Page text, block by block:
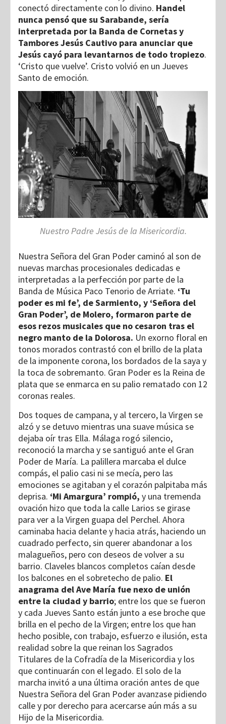
conectó directamente con lo divino. Handel
nunca pensó que su Sarabande, sería
interpretada por la Banda de Cornetas y
Tambores Jesús Cautivo para anunciar que
Jesús cayó para levantarnos de todo tropiezo.
‘Cristo que vuelve’. Cristo volvió en un Jueves
Santo de emoción.
Nuestro Padre Jesús de la Misericordia.
Nuestra Señora del Gran Poder caminó al son de
nuevas marchas procesionales dedicadas e
interpretadas a la perfección por parte de la
Banda de Música Paco Tenorio de Arriate. ‘Tu
poder es mi fe’, de Sarmiento, y ‘Señora del
Gran Poder’, de Molero, formaron parte de
esos rezos musicales que no cesaron tras el
negro manto de la Dolorosa. Un exorno floral en
tonos morados contrastó con el brillo de la plata
de la imponente corona, los bordados de la saya y
la toca de sobremanto. Gran Poder es la Reina de
plata que se enmarca en su palio rematado con 12
coronas reales.
Dos toques de campana, y al tercero, la Virgen se
alzó y se detuvo mientras una suave música se
dejaba oír tras Ella. Málaga rogó silencio,
reconoció la marcha y se santiguó ante el Gran
Poder de María. La palillera marcaba el dulce
compás, el palio casi ni se mecía, pero las
emociones se agitaban y el corazón palpitaba más
deprisa. ‘Mi Amargura’ rompió, y una tremenda
ovación hizo que toda la calle Larios se girase
para ver a la Virgen guapa del Perchel. Ahora
caminaba hacia delante y hacia atrás, haciendo un
cuadrado perfecto, sin querer abandonar a los
malagueños, pero con deseos de volver a su
barrio. Claveles blancos completos caían desde
los balcones en el sobretecho de palio. El
anagrama del Ave María fue nexo de unión
entre la ciudad y barrio; entre los que se fueron
y cada Jueves Santo están junto a ese broche que
brilla en el pecho de la Virgen; entre los que han
hecho posible, con trabajo, esfuerzo e ilusión, esta
realidad sobre la que reinan los Sagrados
Titulares de la Cofradía de la Misericordia y los
que continuarán con el legado. El solo de la
marcha invitó a una última oración antes de que
Nuestra Señora del Gran Poder avanzase pidiendo
calle y por derecho para acercarse aún más a su
Hijo de la Misericordia.